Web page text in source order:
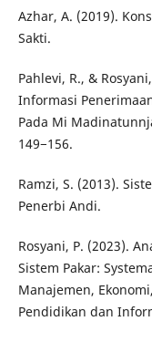
Azhar, A. (2019).
Sakti.
Pahlevi, R., &
Informasi
Pada Mi
149−156.
Ramzi, S. (2013).
Penerbi Andi.
Rosyani, P. (2023).
Sistem Pakar:
Manajemen,
Pendidikan dan